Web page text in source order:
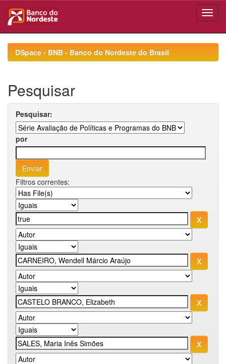
navigationDSpace - BNB - Banco do Nordeste do Brasil
Pesquisar
Pesquisar:
por
Filtros correntes: